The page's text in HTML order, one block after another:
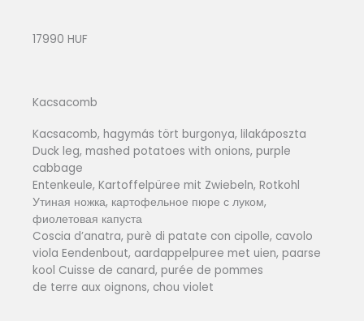
17990 HUF
Kacsacomb
Kacsacomb, hagymás tört burgonya, lilakáposzta
Duck leg, mashed potatoes with onions, purple
cabbage
Entenkeule, Kartoffelpüree mit Zwiebeln, Rotkohl
Утиная ножка, картофельное пюре с луком,
фиолетовая капуста
Coscia d’anatra, purè di patate con cipolle, cavolo
viola Eendenbout, aardappelpuree met uien, paarse
kool Cuisse de canard, purée de pommes
de terre aux oignons, chou violet